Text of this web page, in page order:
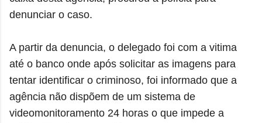
denunciar o caso.
A partir da denuncia, o delegado foi com a vitima
até o banco onde após solicitar as imagens para
tentar identificar o criminoso, foi informado que a
agência não dispõem de um sistema de
videomonitoramento 24 horas o que impede a